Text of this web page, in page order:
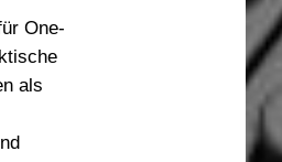
One-
als